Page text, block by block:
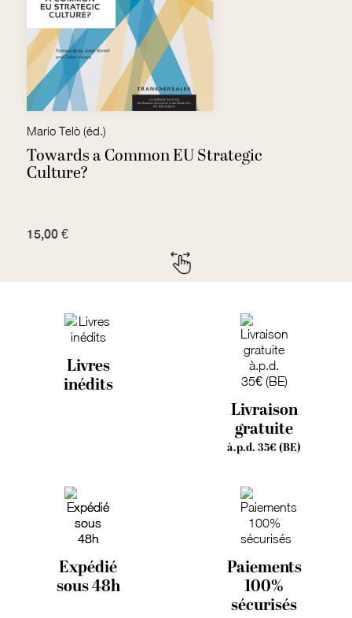
Mario Telò (éd.)
Towards a Common EU Strategic
Culture?
15,00 €
Livres
inédits
Livraison
gratuite
à.p.d. 35€ (BE)
Expédié
sous 48h
Paiements
100%
sécurisés